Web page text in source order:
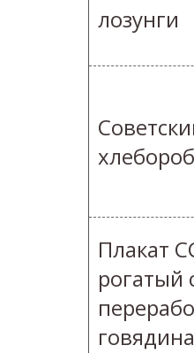
лозунги
хлебороб
Плакат
рогатый